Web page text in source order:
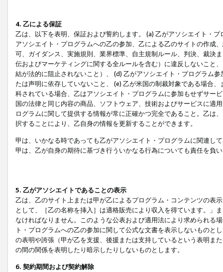
4. 乙による保証
乙は、以下を表明、保証および誓約します。 (a) 乙がアソシエイト・
アソシエイト・プログラムへの乙の参加、乙による乙のサイトの作成
可、ガイダンス、実施規則、業界標準、自主規制ルール、判決、裁決
伝およびマーケティングに関する全ルールを含む）に違反しないこと
結が法的に阻止されないこと）、 (d) 乙がアソシエイト・プログラム
たは声明に依存していないこと、 (e) 乙が米国の制裁対象である場合
科されている場合、乙はアソシエイト・プログラムに参加もせずサー
国の法律と同じ内容の商品、ソフトウェア、技術およびサービスに適
ログラムに関して提供する情報が常に正確かつ完全であること。乙は
択することにより、乙自身の情報を更新することができます。
甲は、いかなる時であっても乙がアソシエイト・プログラムに関連し
甲は、乙が自身の期待に基づき行ういかなる行為についても責任を負
5. 乙がアソシエイトであることの表示
乙は、乙のサイト上または甲が乙によるプログラム・コンテンツの表
として、［乙の名称を挿入］は適格販売により収入を得ています。」
なければなりません。このような公表および適用法により求められる
ト・プログラムへの乙の参加に関して公式な文書を表示しないもの
の表明や誇張（甲が乙を支援、後援または支持しているという表明ま
の間の関係を表明したり暗示したりしないものとします。
6. 契約期間および契約解除